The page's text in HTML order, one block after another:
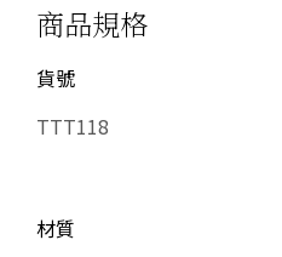
商品規格
貨號
TTT118
材質